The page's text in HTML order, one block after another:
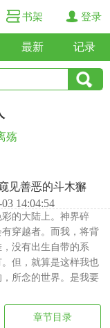
书架 登录
最新 记录
殇
见善恶的斗木獬
14:04:54
的大陆上。神界碎
穿越者。而我，将背
没有出生自带的系
但，就算是这样我也
所念的世界。是我要
章节目录